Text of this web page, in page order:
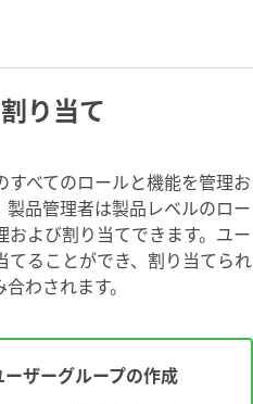
り当て
べてのロールと機能を管理お
品管理者は製品レベルのロー
よび割り当てできます。ユー
ることができ、割り当てられ
わされます。
ザーグループの作成